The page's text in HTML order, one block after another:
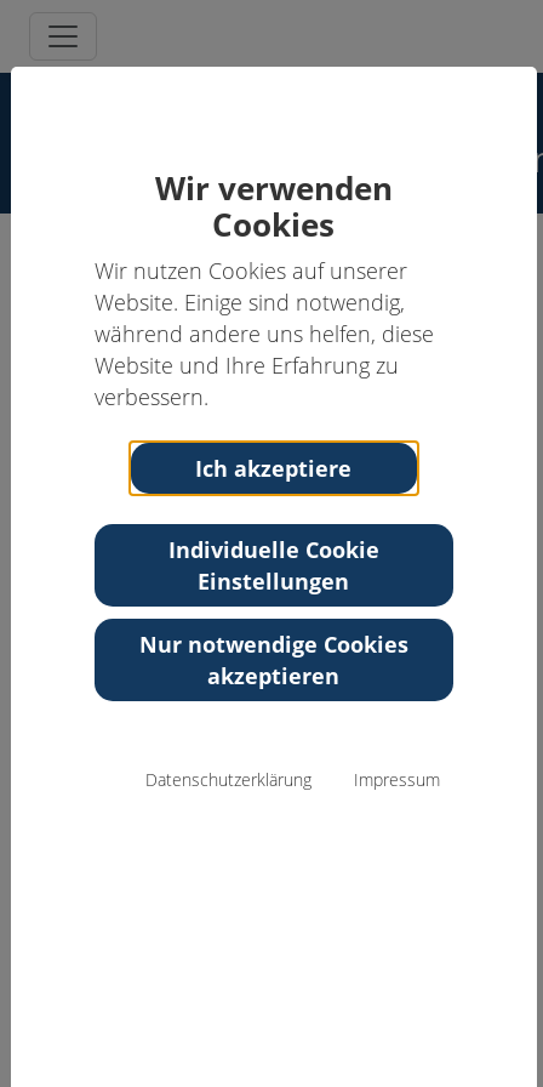
Wir verwenden
Cookies
Wir nutzen Cookies auf unserer
Website. Einige sind notwendig,
während andere uns helfen, diese
Website und Ihre Erfahrung zu
verbessern.
Ich akzeptiere
Individuelle Cookie
Einstellungen
Nur notwendige Cookies
akzeptieren
Datenschutzerklärung Impressum
Ruth Stenner, Dipl.-Psych.
Schmerzpsychotherapeut:in
Anschrift
Kaiserstraße 96
Rheinland-Pfalz
Kontakt
Fax: 06131-6693402
Email:
Zurück zur Übersicht